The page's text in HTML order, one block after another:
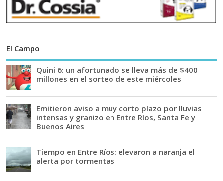
El Campo
Quini 6: un afortunado se lleva más de $400
millones en el sorteo de este miércoles
Emitieron aviso a muy corto plazo por lluvias
intensas y granizo en Entre Ríos, Santa Fe y
Buenos Aires
Tiempo en Entre Ríos: elevaron a naranja el
alerta por tormentas